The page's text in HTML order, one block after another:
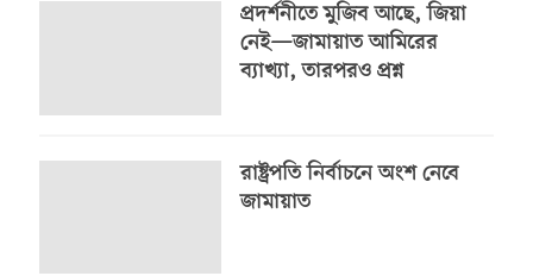
প্রদর্শনীতে মুজিব আছে, জিয়া
নেই—জামায়াত আমিরের
ব্যাখ্যা, তারপরও প্রশ্ন
রাষ্ট্রপতি নির্বাচনে অংশ নেবে
জামায়াত